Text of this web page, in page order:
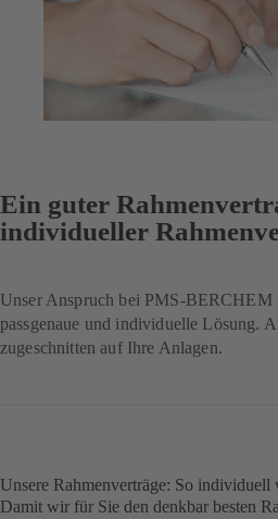
Ein guter
individueller
Unser Anspruch bei PMS-BERCHEM
passgenaue und individuelle Lösung.
zugeschnitten auf Ihre Anlagen.
Unsere Rahmenverträge: So individuell
Damit wir für Sie den denkbar besten